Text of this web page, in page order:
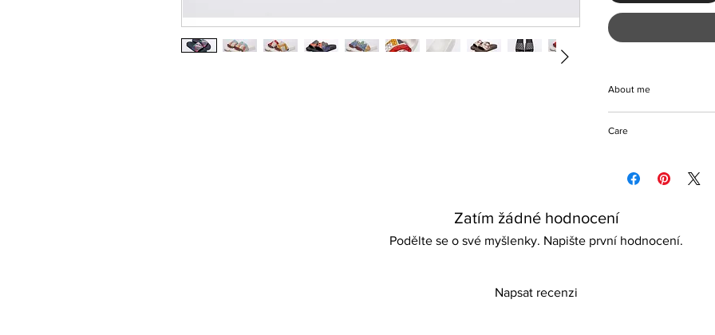
About me
luxury slippers.
indoors and
now and love forever
Care
Please keep away
Zatím žádné hodnocení
Podělte se o své myšlenky. Napište první hodnocení.
Napsat recenzi